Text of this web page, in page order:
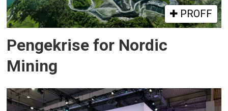
PROFF
Pengekrise for Nordic
Mining